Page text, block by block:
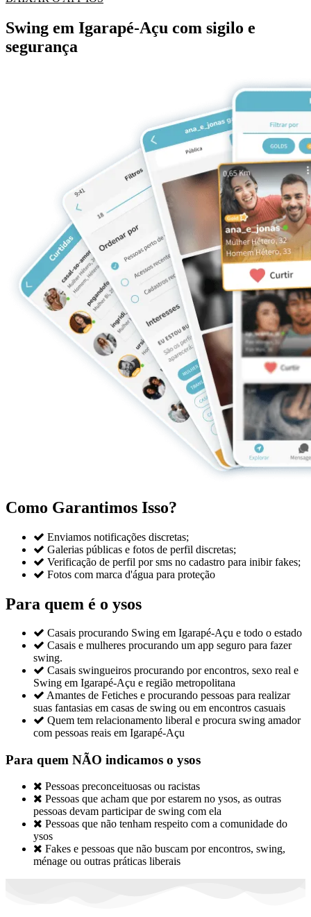
Swing em Igarapé-Açu com sigilo e
segurança
Como Garantimos Isso?
 Enviamos notificações discretas;
 Galerias públicas e fotos de perfil discretas;
 Verificação de perfil por sms no cadastro para inibir fakes;
 Fotos com marca d'água para proteção
Para quem é o ysos
 Casais procurando Swing em Igarapé-Açu e todo o estado
 Casais e mulheres procurando um app seguro para fazer
swing.
 Casais swingueiros procurando por encontros, sexo real e
Swing em Igarapé-Açu e região metropolitana
 Amantes de Fetiches e procurando pessoas para realizar
suas fantasias em casas de swing ou em encontros casuais
 Quem tem relacionamento liberal e procura swing amador
com pessoas reais em Igarapé-Açu
Para quem NÃO indicamos o ysos
 Pessoas preconceituosas ou racistas
 Pessoas que acham que por estarem no ysos, as outras
pessoas devam participar de swing com ela
 Pessoas que não tenham respeito com a comunidade do
ysos
 Fakes e pessoas que não buscam por encontros, swing,
ménage ou outras práticas liberais